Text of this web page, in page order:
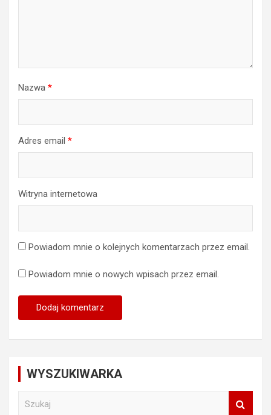
Nazwa *
Adres email *
Witryna internetowa
Powiadom mnie o kolejnych komentarzach przez email.
Powiadom mnie o nowych wpisach przez email.
WYSZUKIWARKA